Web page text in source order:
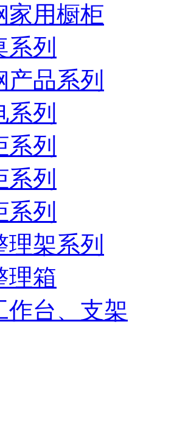
家用橱柜
列
产品系列
系列
列
列
列
理架系列
理箱
作台、支架